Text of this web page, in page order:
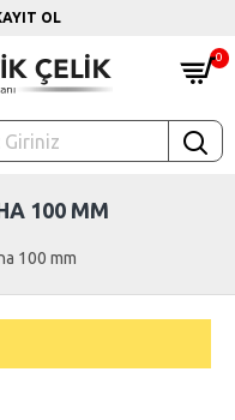
OL
0
100 mm
100 MM